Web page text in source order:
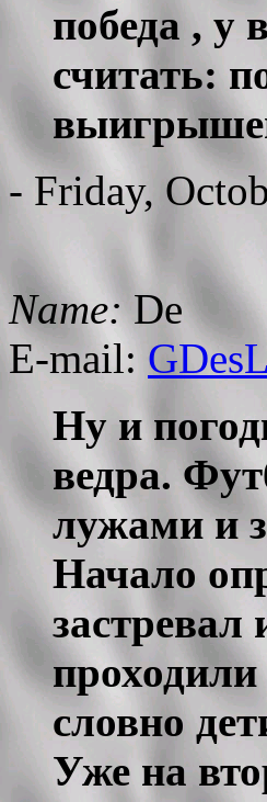
победа , у
считать:
- Friday,
Name:De
E-mail:
Ну и
ведра.
лужами и
Начало
застревал
словно
Уже на